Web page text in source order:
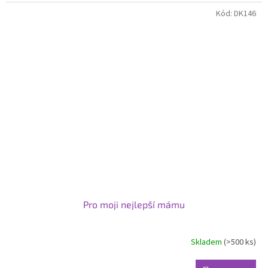
Pro moji nejlepší mámu
Skladem(>500 ks)
Kód: DK146